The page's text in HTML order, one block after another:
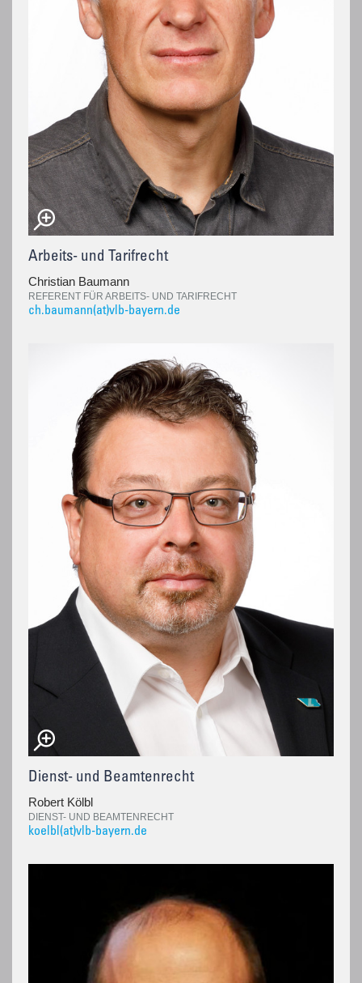
Arbeits- und Tarifrecht
Christian Baumann
REFERENT FÜR ARBEITS- UND TARIFRECHT
ch.baumann(at)vlb-bayern.de
Dienst- und Beamtenrecht
Robert Kölbl
DIENST- UND BEAMTENRECHT
koelbl(at)vlb-bayern.de